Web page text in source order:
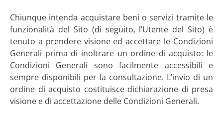
Chiunque intenda acquistare beni o servizi tramite le
funzionalità del Sito (di seguito, l’Utente del Sito) è
tenuto a prendere visione ed accettare le Condizioni
Generali prima di inoltrare un ordine di acquisto: le
Condizioni Generali sono facilmente accessibili e
sempre disponibili per la consultazione. L’invio di un
ordine di acquisto costituisce dichiarazione di presa
visione e di accettazione delle Condizioni Generali.